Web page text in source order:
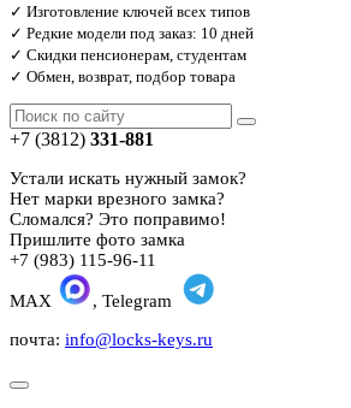
✓ Изготовление ключей всех типов
✓ Редкие модели под заказ: 10 дней
✓ Скидки пенсионерам, студентам
✓ Обмен, возврат, подбор товара
+7 (3812) 331-881
Устали искать нужный замок?
Нет марки врезного замка?
Сломался? Это поправимо!
Пришлите фото замка
+7 (983) 115-96-11
MAX
, Telegram
почта: info@locks-keys.ru